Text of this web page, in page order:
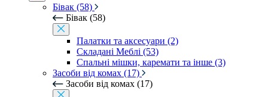
Бівак (58)
Бівак (58)
Палатки та аксесуари (2)
Складані Меблі (53)
Спальні мішки, каремати та інше (3)
Засоби від комах (17)
Засоби від комах (17)